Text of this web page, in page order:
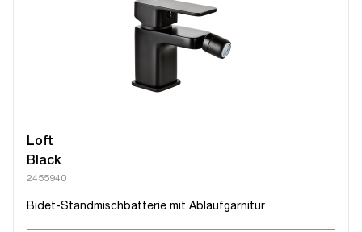
Loft
Black
2455940
Bidet-Standmischbatterie mit Ablaufgarnitur